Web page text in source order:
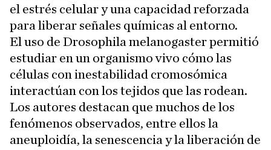
el estrés celular y una capacidad reforzada
para liberar señales químicas al entorno.
El uso de Drosophila melanogaster permitió
estudiar en un organismo vivo cómo las
células con inestabilidad cromosómica
interactúan con los tejidos que las rodean.
Los autores destacan que muchos de los
fenómenos observados, entre ellos la
aneuploidía, la senescencia y la liberación de